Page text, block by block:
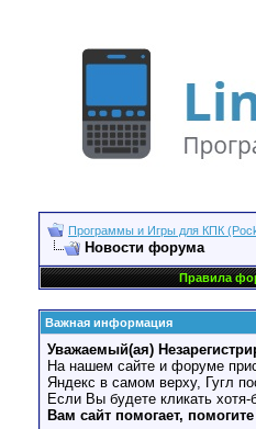
Программы и Игры для КПК
Новости форума
Правила
Важная информация
Уважаемый(ая)
На нашем сайте и форуме
Яндекс в самом верху, Гугл
Если Вы будете кликать хотя-
Вам сайт помогает,